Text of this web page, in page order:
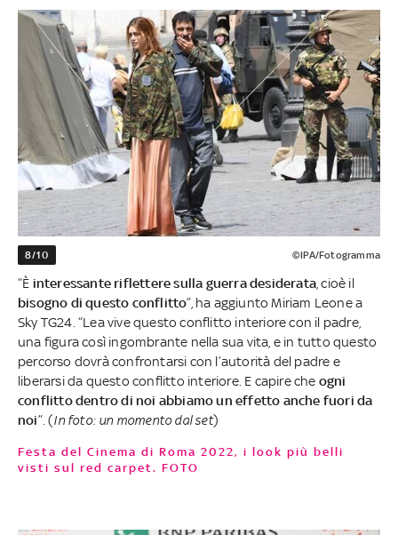
8/10 ©IPA/Fotogramma
“È interessante riflettere sulla guerra desiderata , cioè il
bisogno di questo conflitto”, ha aggiunto Miriam Leone a
Sky TG24. “Lea vive questo conflitto interiore con il padre,
una figura così ingombrante nella sua vita, e in tutto questo
percorso dovrà confrontarsi con l’autorità del padre e
liberarsi da questo conflitto interiore. E capire che ogni
conflitto dentro di noi abbiamo un effetto anche fuori da
noi”. (In foto: un momento dal set)
Festa del Cinema di Roma 2022, i look più belli
visti sul red carpet. FOTO